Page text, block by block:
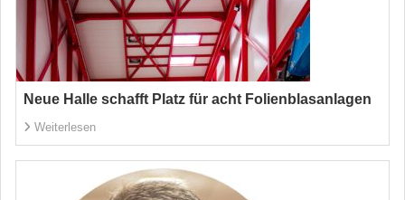
Neue Halle schafft Platz für acht Folienblasanlagen
Weiterlesen